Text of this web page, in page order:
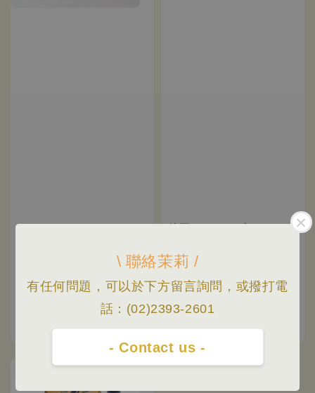
\ 聯絡茉莉 /
有任何問題，可以於下方留言詢問，或撥打電
話：(02)2393-2601
- Contact us -
德國 KAWECO | Piston
NT$ 2,100 Regular
NT$ 2,880
德國 KAWECO | Piston
式鋼筆 (黑/金) [單筆禮
盒]
Sale
price
NT$ 4,730
Regular
NT$ 6,480